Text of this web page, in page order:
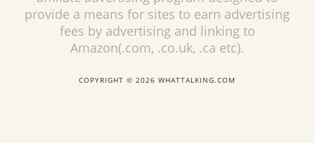
provide a means for sites to earn advertising
fees by advertising and linking to
Amazon(.com, .co.uk, .ca etc).
COPYRIGHT © 2026 WHATTALKING.COM